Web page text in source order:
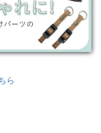
ら